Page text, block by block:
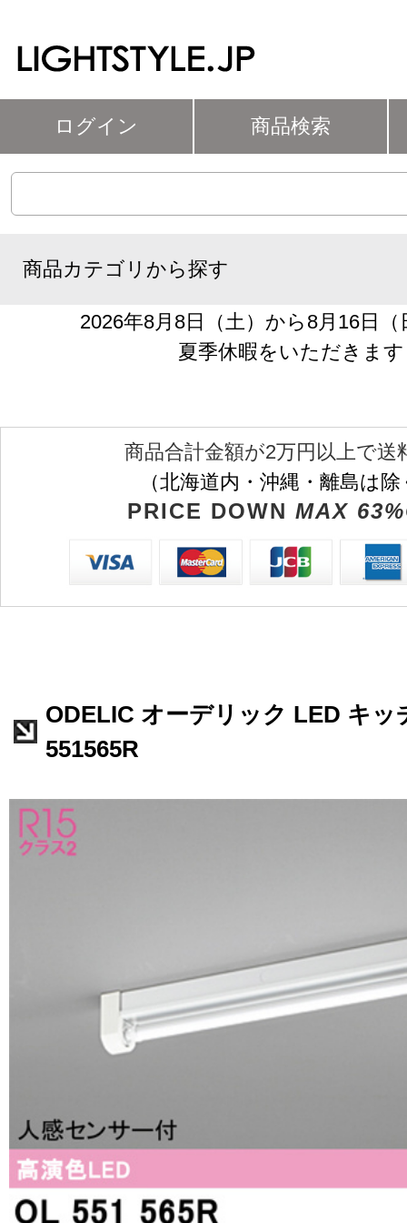
ログイン 商品検索
商品カテゴリから探す
2026年8月8日（土）から8月16日
夏季休暇をいただきます
商品合計金額が2万円以上で送
（北海道内・沖縄・離島は
PRICE DOWN MAX
ODELIC オーデリック LED キッ
551565R